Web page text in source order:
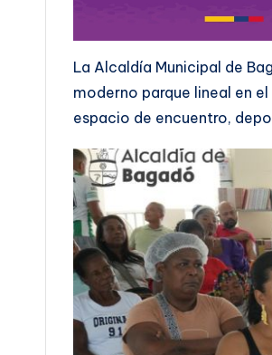
La Alcaldía Municipal de
moderno parque lineal en
espacio de encuentro,